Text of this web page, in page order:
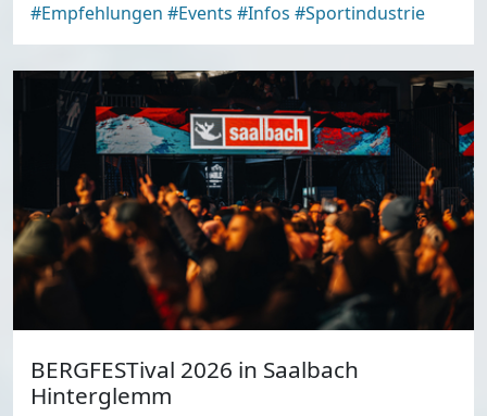
#Empfehlungen #Events #Infos #Sportindustrie
BERGFESTival 2026 in Saalbach
Hinterglemm